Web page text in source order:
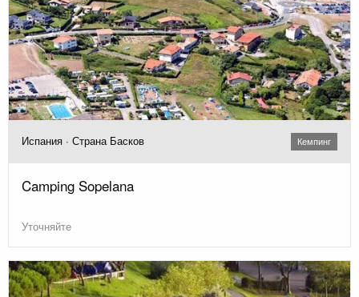
Испания · Страна Басков Кемпинг
Camping Sopelana
Уточняйте